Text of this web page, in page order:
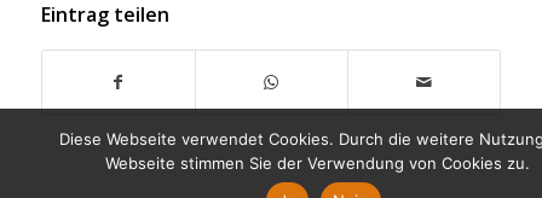
Eintrag teilen
Diese Webseite verwendet Cookies. Durch die weitere
Webseite stimmen Sie der Verwendung von Cookies zu.